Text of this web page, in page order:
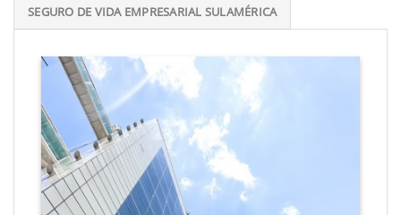
SEGURO DE VIDA EMPRESARIAL SULAMÉRICA